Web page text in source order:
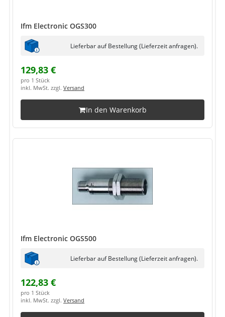
Ifm Electronic OGS300
Lieferbar auf Bestellung (Lieferzeit anfragen).
129,83 €
pro 1 Stück
inkl. MwSt. zzgl. Versand
In den Warenkorb
Ifm Electronic OGS500
Lieferbar auf Bestellung (Lieferzeit anfragen).
122,83 €
pro 1 Stück
inkl. MwSt. zzgl. Versand